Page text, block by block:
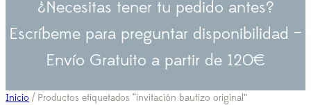
¿Necesitas tener tu pedido antes?
Escríbeme para preguntar disponibilidad –
Envío Gratuito a partir de 120€
Inicio / Productos etiquetados “invitación bautizo original”